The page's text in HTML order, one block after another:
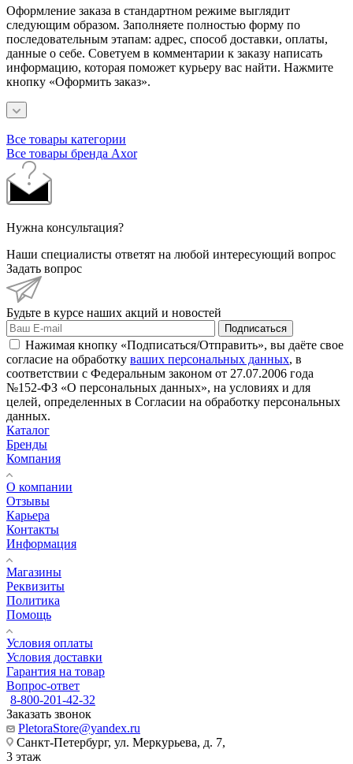
Оформление заказа в стандартном режиме выглядит
следующим образом. Заполняете полностью форму по
последовательным этапам: адрес, способ доставки, оплаты,
данные о себе. Советуем в комментарии к заказу написать
информацию, которая поможет курьеру вас найти. Нажмите
кнопку «Оформить заказ».
Все товары категории
Все товары бренда Axor
Нужна консультация?
Наши специалисты ответят на любой интересующий вопрос
Задать вопрос
Будьте в курсе наших акций и новостей
Подписаться
Нажимая кнопку «Подписаться/Отправить», вы даёте свое
согласие на обработку ваших персональных данных, в
соответствии с Федеральным законом от 27.07.2006 года
№152-ФЗ «О персональных данных», на условиях и для
целей, определенных в Согласии на обработку персональных
данных.
Каталог
Бренды
Компания
О компании
Отзывы
Карьера
Контакты
Информация
Магазины
Реквизиты
Политика
Помощь
Условия оплаты
Условия доставки
Гарантия на товар
Вопрос-ответ
8-800-201-42-32
Заказать звонок
PletoraStore@yandex.ru
Санкт-Петербург, ул. Меркурьева, д. 7,
3 этаж